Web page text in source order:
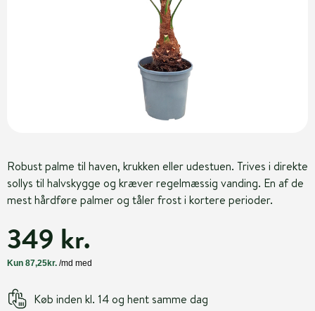
Robust palme til haven, krukken eller udestuen. Trives i direkte
sollys til halvskygge og kræver regelmæssig vanding. En af de
mest hårdføre palmer og tåler frost i kortere perioder.
349 kr.
Køb inden kl. 14 og hent samme dag